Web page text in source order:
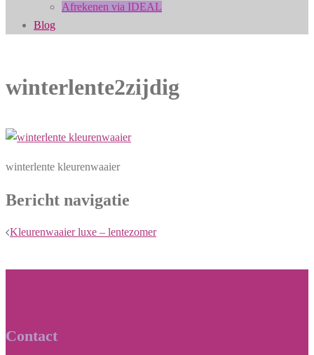
Afrekenen via IDEAL
Blog
winterlente2zijdig
winterlente kleurenwaaier
Bericht navigatie
Kleurenwaaier luxe – lentezomer
Contact